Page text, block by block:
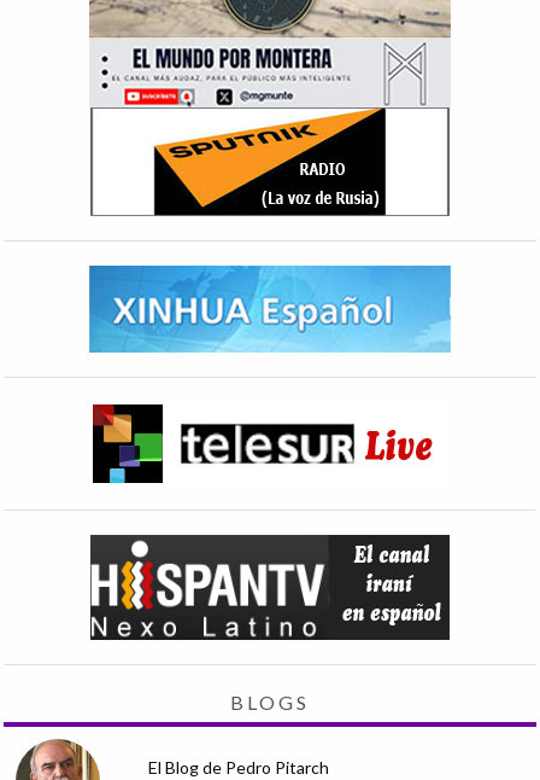
BLOGS
El Blog de Pedro Pitarch